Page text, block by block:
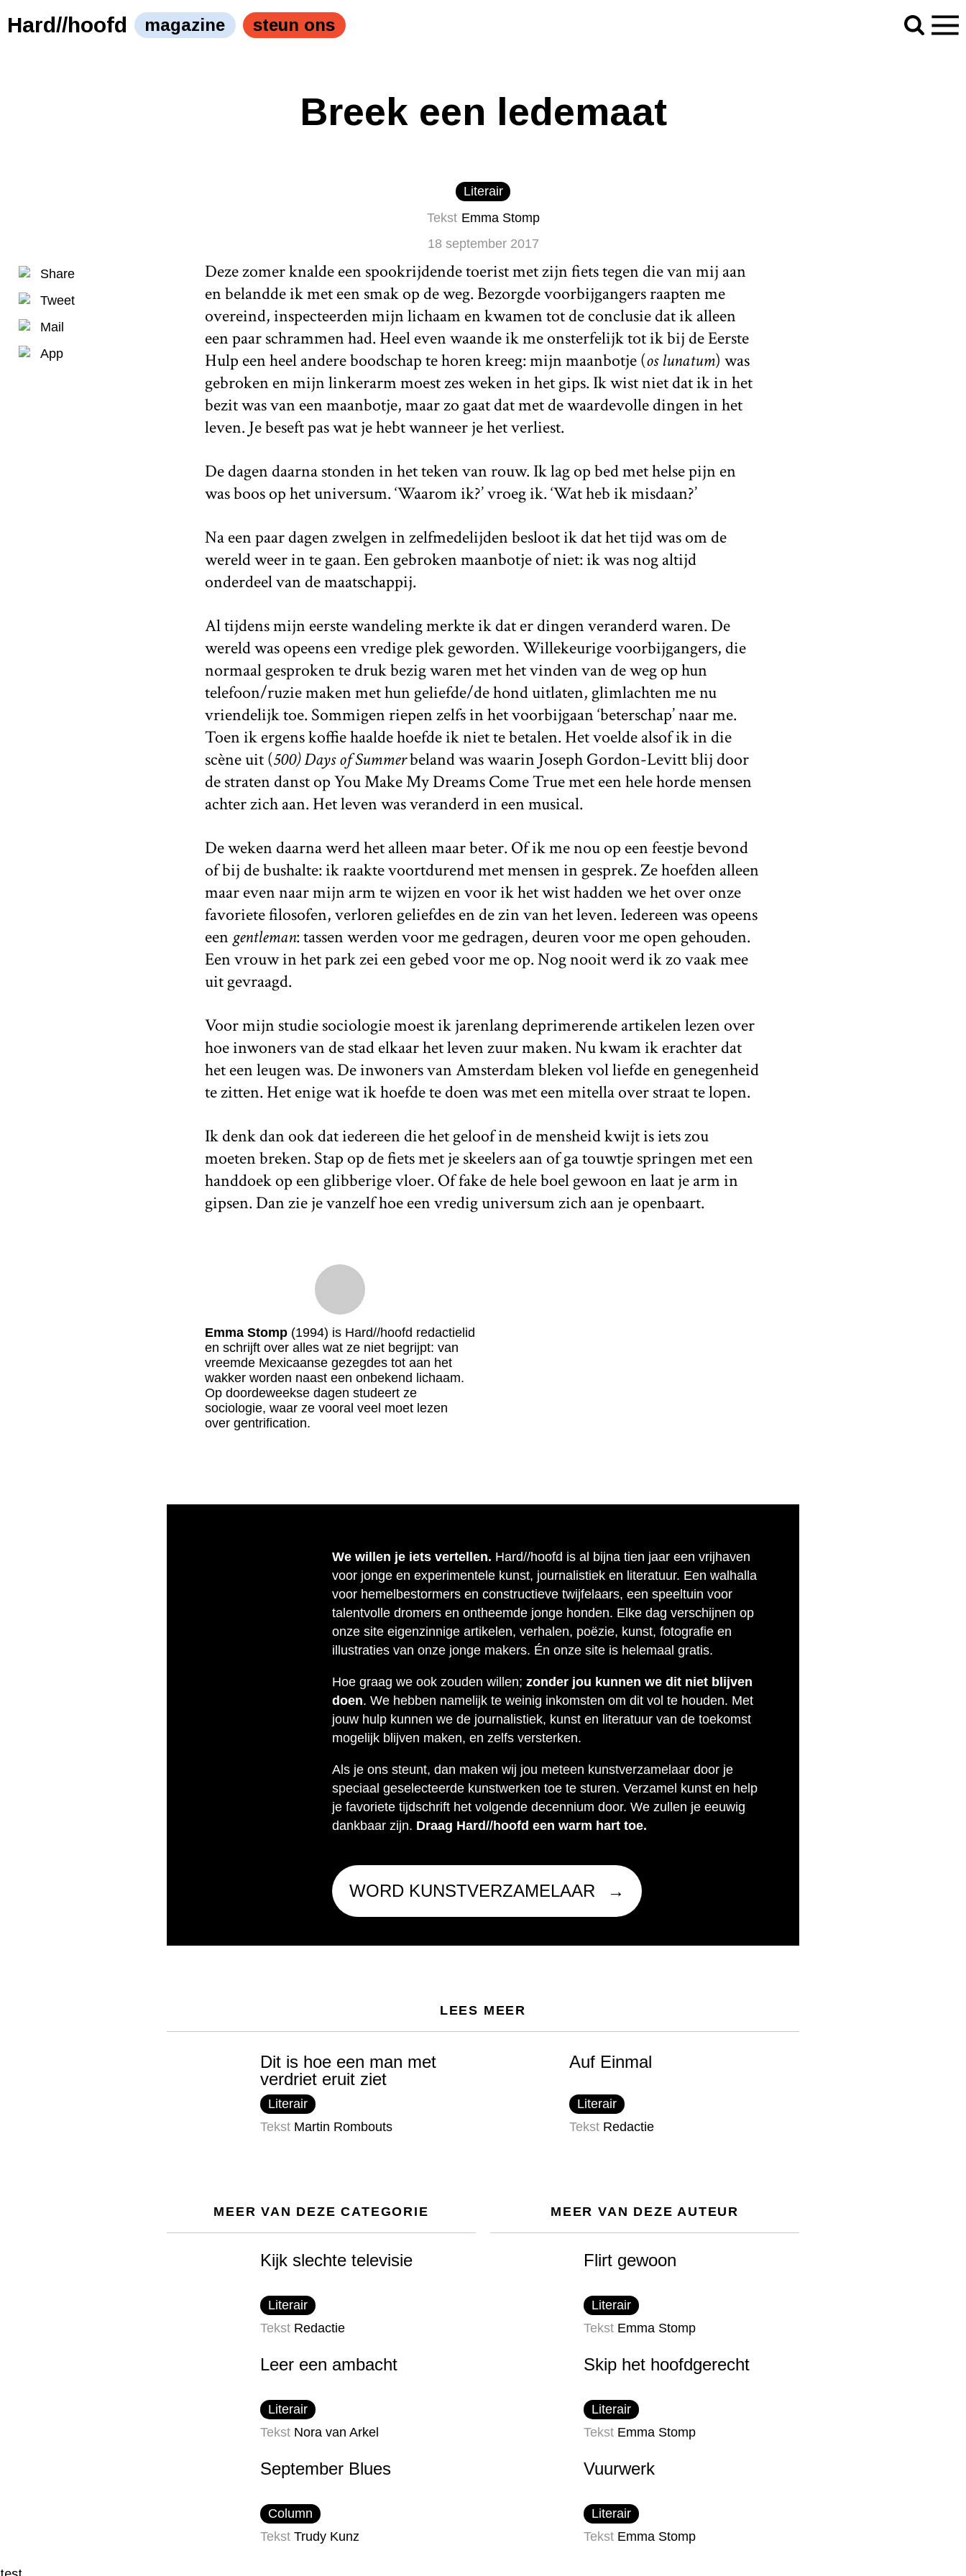
Hard//hoofd magazine steun ons
Breek een ledemaat
Literair
Tekst Emma Stomp
18 september 2017
Deze zomer knalde een spookrijdende toerist met zijn fiets tegen die van mij aan
en belandde ik met een smak op de weg. Bezorgde voorbijgangers raapten me
overeind, inspecteerden mijn lichaam en kwamen tot de conclusie dat ik alleen
een paar schrammen had. Heel even waande ik me onsterfelijk tot ik bij de Eerste
Hulp een heel andere boodschap te horen kreeg: mijn maanbotje (os lunatum) was
gebroken en mijn linkerarm moest zes weken in het gips. Ik wist niet dat ik in het
bezit was van een maanbotje, maar zo gaat dat met de waardevolle dingen in het
leven. Je beseft pas wat je hebt wanneer je het verliest.
De dagen daarna stonden in het teken van rouw. Ik lag op bed met helse pijn en
was boos op het universum. ‘Waarom ik?’ vroeg ik. ‘Wat heb ik misdaan?’
Na een paar dagen zwelgen in zelfmedelijden besloot ik dat het tijd was om de
wereld weer in te gaan. Een gebroken maanbotje of niet: ik was nog altijd
onderdeel van de maatschappij.
Al tijdens mijn eerste wandeling merkte ik dat er dingen veranderd waren. De
wereld was opeens een vredige plek geworden. Willekeurige voorbijgangers, die
normaal gesproken te druk bezig waren met het vinden van de weg op hun
telefoon/ruzie maken met hun geliefde/de hond uitlaten, glimlachten me nu
vriendelijk toe. Sommigen riepen zelfs in het voorbijgaan ‘beterschap’ naar me.
Toen ik ergens koffie haalde hoefde ik niet te betalen. Het voelde alsof ik in die
scène uit (500) Days of Summerbeland was waarin Joseph Gordon-Levitt blij door
de straten danst op You Make My Dreams Come True met een hele horde mensen
achter zich aan. Het leven was veranderd in een musical.
De weken daarna werd het alleen maar beter. Of ik me nou op een feestje bevond
of bij de bushalte: ik raakte voortdurend met mensen in gesprek. Ze hoefden alleen
maar even naar mijn arm te wijzen en voor ik het wist hadden we het over onze
favoriete filosofen, verloren geliefdes en de zin van het leven. Iedereen was opeens
een gentleman: tassen werden voor me gedragen, deuren voor me open gehouden.
Een vrouw in het park zei een gebed voor me op. Nog nooit werd ik zo vaak mee
uit gevraagd.
Voor mijn studie sociologie moest ik jarenlang deprimerende artikelen lezen over
hoe inwoners van de stad elkaar het leven zuur maken. Nu kwam ik erachter dat
het een leugen was. De inwoners van Amsterdam bleken vol liefde en genegenheid
te zitten. Het enige wat ik hoefde te doen was met een mitella over straat te lopen.
Ik denk dan ook dat iedereen die het geloof in de mensheid kwijt is iets zou
moeten breken. Stap op de fiets met je skeelers aan of ga touwtje springen met een
handdoek op een glibberige vloer. Of fake de hele boel gewoon en laat je arm in
gipsen. Dan zie je vanzelf hoe een vredig universum zich aan je openbaart.
Share
Tweet
Mail
App
Emma Stomp(1994) is Hard//hoofd redactielid
en schrijft over alles wat ze niet begrijpt: van
vreemde Mexicaanse gezegdes tot aan het
wakker worden naast een onbekend lichaam.
Op doordeweekse dagen studeert ze
sociologie, waar ze vooral veel moet lezen
over gentrification.
We willen je iets vertellen. Hard//hoofd is al bijna tien jaar een vrijhaven
voor jonge en experimentele kunst, journalistiek en literatuur. Een walhalla
voor hemelbestormers en constructieve twijfelaars, een speeltuin voor
talentvolle dromers en ontheemde jonge honden. Elke dag verschijnen op
onze site eigenzinnige artikelen, verhalen, poëzie, kunst, fotografie en
illustraties van onze jonge makers. Én onze site is helemaal gratis.
Hoe graag we ook zouden willen; zonder jou kunnen we dit niet blijven
doen. We hebben namelijk te weinig inkomsten om dit vol te houden. Met
jouw hulp kunnen we de journalistiek, kunst en literatuur van de toekomst
mogelijk blijven maken, en zelfs versterken.
Als je ons steunt, dan maken wij jou meteen kunstverzamelaar door je
speciaal geselecteerde kunstwerken toe te sturen. Verzamel kunst en help
je favoriete tijdschrift het volgende decennium door. We zullen je eeuwig
dankbaar zijn. Draag Hard//hoofd een warm hart toe.
WORD KUNSTVERZAMELAAR
LEES MEER
Dit is hoe een man met
verdriet eruit ziet
Literair
Tekst Martin Rombouts
Auf Einmal
Literair
TekstRedactie
MEER VAN DEZE CATEGORIE
Kijk slechte televisie
Literair
Tekst Redactie
Leer een ambacht
Literair
Tekst Nora van Arkel
September Blues
Column
Tekst Trudy Kunz
MEER VAN DEZE AUTEUR
Flirt gewoon
Literair
Tekst Emma Stomp
Skip het hoofdgerecht
Literair
Tekst Emma Stomp
Vuurwerk
Literair
Tekst Emma Stomp